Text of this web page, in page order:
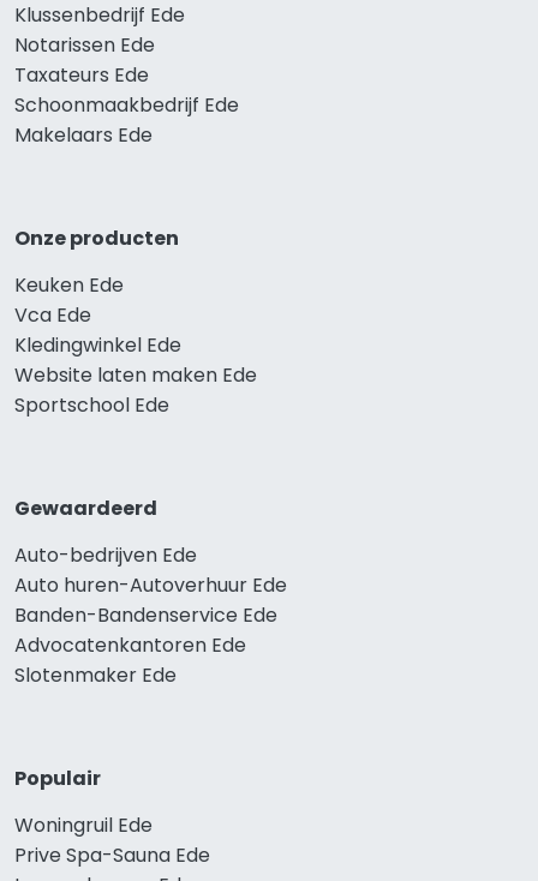
Klussenbedrijf Ede
Notarissen Ede
Taxateurs Ede
Schoonmaakbedrijf Ede
Makelaars Ede
Onze producten
Keuken Ede
Vca Ede
Kledingwinkel Ede
Website laten maken Ede
Sportschool Ede
Gewaardeerd
Auto-bedrijven Ede
Auto huren-Autoverhuur Ede
Banden-Bandenservice Ede
Advocatenkantoren Ede
Slotenmaker Ede
Populair
Woningruil Ede
Prive Spa-Sauna Ede